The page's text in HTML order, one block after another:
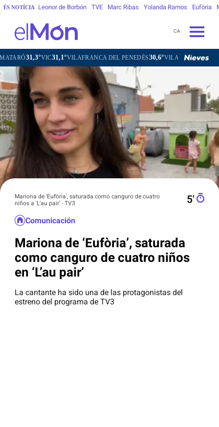
ÉS NOTÍCIA Leonor de Borbón TVE Marc Ribas Yolanda Ramos Eufòria
CA
VILAFRANCA DEL PENEDÈS30,6°VILANOVA I LA GELTRÚ30,9°LA SEU
Mariona de 'Eufòria', saturada como canguro de cuatro
niños a 'L'au pair' - TV3
5′
Comunicación
Mariona de ‘Eufòria’, saturada
como canguro de cuatro niños
en ‘L’au pair’
La cantante ha sido una de las protagonistas del
estreno del programa de TV3